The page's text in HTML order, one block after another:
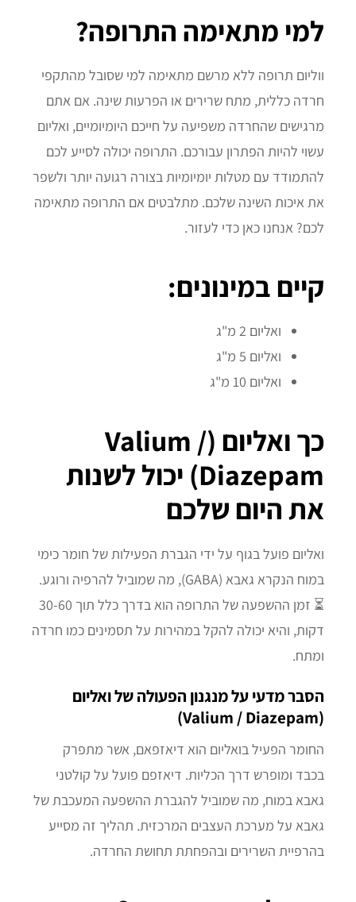
למי מתאימה התרופה?
ווליום תרופה ללא מרשם מתאימה למי שסובל מהתקפי
חרדה כללית, מתח שרירים או הפרעות שינה. אם אתם
מרגישים שהחרדה משפיעה על חייכם היומיומיים, ואליום
עשוי להיות הפתרון עבורכם. התרופה יכולה לסייע לכם
להתמודד עם מטלות יומיומיות בצורה רגועה יותר ולשפר
את איכות השינה שלכם. מתלבטים אם התרופה מתאימה
לכם? אנחנו כאן כדי לעזור.
קיים במינונים:
ואליום 2 מ"ג
ואליום 5 מ"ג
ואליום 10 מ"ג
כך ואליום (Valium /
Diazepam) יכול לשנות
את היום שלכם
ואליום פועל בגוף על ידי הגברת הפעילות של חומר כימי
במוח הנקרא גאבא (GABA), מה שמוביל להרפיה ורוגע.
⏳ זמן ההשפעה של התרופה הוא בדרך כלל תוך 30-60
דקות, והיא יכולה להקל במהירות על תסמינים כמו חרדה
ומתח.
הסבר מדעי על מנגנון הפעולה של ואליום
החומר הפעיל בואליום הוא דיאזפאם, אשר מתפרק
בכבד ומופרש דרך הכליות. דיאזפם פועל על קולטני
גאבא במוח, מה שמוביל להגברת ההשפעה המעכבת של
גאבא על מערכת העצבים המרכזית. תהליך זה מסייע
בהרפיית השרירים ובהפחתת תחושת החרדה.